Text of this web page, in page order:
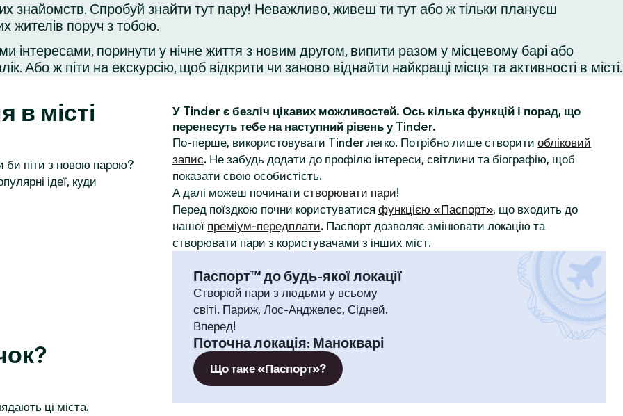
знайомств. Спробуй знайти тут пару! Неважливо, живеш ти тут або ж тільки плануєш
жителів поруч з тобою.
інтересами, поринути у нічне життя з новим другом, випити разом у місцевому барі або
Або ж піти на екскурсію, щоб відкрити чи заново віднайти найкращі місця та активності в місті.
в місті
би піти з новою парою?
ідеї, куди
ці міста.
У Tinder є безліч цікавих можливостей. Ось кілька функцій і порад, що
перенесуть тебе на наступний рівень у Tinder.
По-перше, використовувати Tinder легко. Потрібно лише створити обліковий
запис. Не забудь додати до профілю інтереси, світлини та біографію, щоб
показати свою особистість.
А далі можеш починати створювати пари!
Перед поїздкою почни користуватися функцією «Паспорт», що входить до
нашої преміум-передплати. Паспорт дозволяє змінювати локацію та
створювати пари з користувачами з інших міст.
Паспорт™ до будь-якої локації
Створюй пари з людьми у всьому
світі. Париж, Лос-Анджелес, Сідней.
Вперед!
Поточна локація: Манокварі
Що таке «Паспорт»?